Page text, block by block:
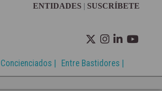
ENTIDADES | SUSCRÍBETE
| Concienciados | Entre Bastidores |